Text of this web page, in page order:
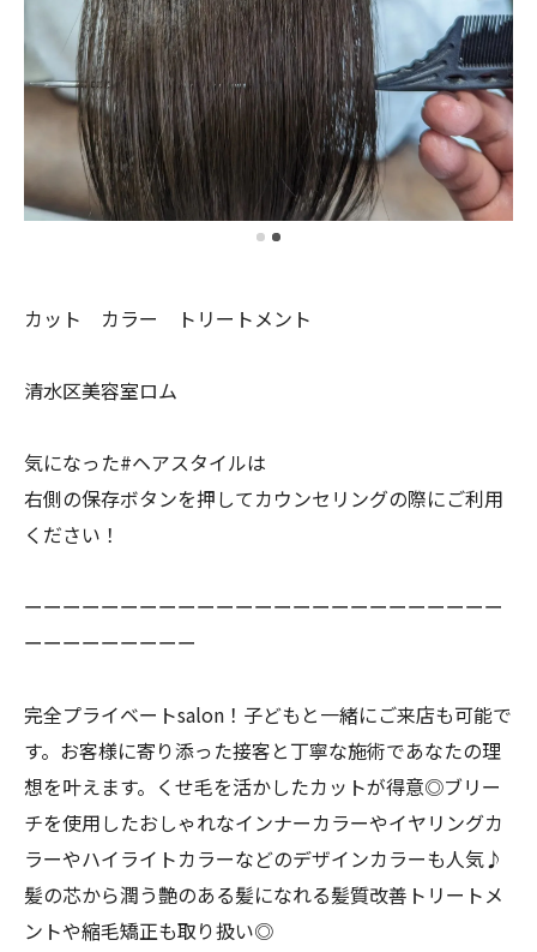
カット カラー トリートメント
清水区美容室ロム
気になった#ヘアスタイルは
右側の保存ボタンを押してカウンセリングの際にご利用
ください！
ーーーーーーーーーーーーーーーーーーーーーーーーー
ーーーーーーーーー
完全プライベートsalon！子どもと一緒にご来店も可能で
す。お客様に寄り添った接客と丁寧な施術であなたの理
想を叶えます。くせ毛を活かしたカットが得意◎ブリー
チを使用したおしゃれなインナーカラーやイヤリングカ
ラーやハイライトカラーなどのデザインカラーも人気♪
髪の芯から潤う艶のある髪になれる髪質改善トリートメ
ントや縮毛矯正も取り扱い◎